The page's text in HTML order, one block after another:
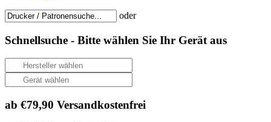
oder
Schnellsuche - Bitte wählen Sie Ihr Gerät aus
ab €79,90 Versandkostenfrei